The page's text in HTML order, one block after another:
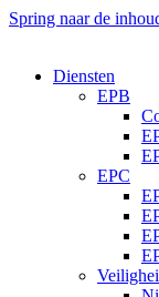
Spring naar de
Diensten
EPB
EPC